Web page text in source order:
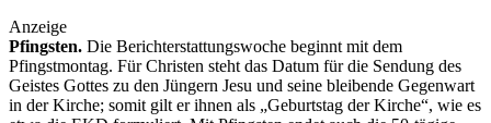
Anzeige
Pfingsten. Die Berichterstattungswoche beginnt mit dem
Pfingstmontag. Für Christen steht das Datum für die Sendung des
Geistes Gottes zu den Jüngern Jesu und seine bleibende Gegenwart
in der Kirche; ­somit gilt er ihnen als „Geburtstag der Kirche“, wie es